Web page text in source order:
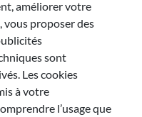
en
le
après :
de la Région
améliorer votre
vous proposer des
sont
Les cookies
à votre
l’usage que